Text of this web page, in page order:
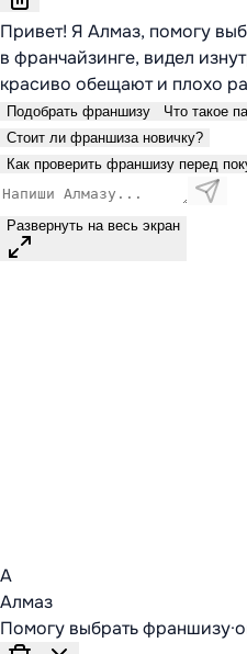
Привет! Я Алмаз, помогу
в франчайзинге, видел
красиво обещают и плохо
Подобрать франшизу
Что такое
Стоит ли франшиза новичку?
Как проверить франшизу перед
Развернуть на весь экран
А
Алмаз
Помогу выбрать франшизу·